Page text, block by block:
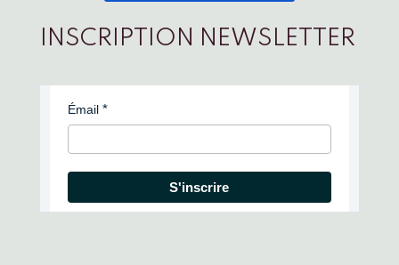
INSCRIPTION NEWSLETTER
Émail
S'inscrire